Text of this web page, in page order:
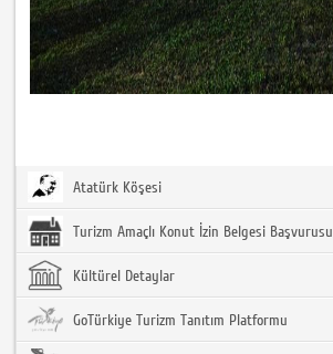
Atatürk Köşesi
Turizm Amaçlı Konut İzin Belgesi Başvurusu
Kültürel Detaylar
GoTürkiye Turizm Tanıtım Platformu